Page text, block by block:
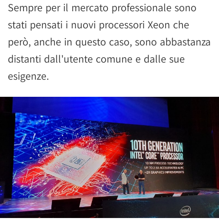
Sempre per il mercato professionale sono
stati pensati i nuovi processori Xeon che
però, anche in questo caso, sono abbastanza
distanti dall'utente comune e dalle sue
esigenze.